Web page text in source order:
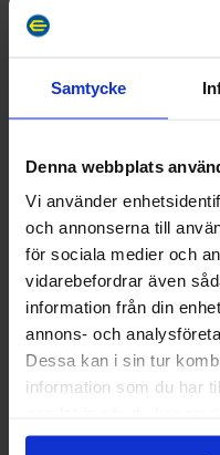
Samtycke
Denna webbplats
Vi använder
och annonserna till
för sociala medier och
vidarebefordrar även
information från din
annons- och
Dessa kan i sin tur
information som du har
Fiske dygn
Läs mer